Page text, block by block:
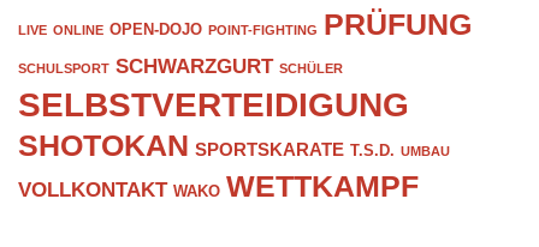
LIVE ONLINE OPEN-DOJO POINT-FIGHTING PRÜFUNG
SCHULSPORT SCHWARZGURT SCHÜLER
SELBSTVERTEIDIGUNG
SHOTOKAN SPORTSKARATE T.S.D. UMBAU
VOLLKONTAKT WAKO WETTKAMPF